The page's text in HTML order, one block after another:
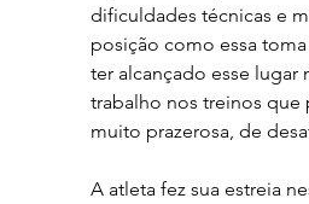
dificuldades técnicas e
posição como essa
ter alcançado esse
trabalho nos treinos
muito prazerosa, de
A atleta fez sua estreia